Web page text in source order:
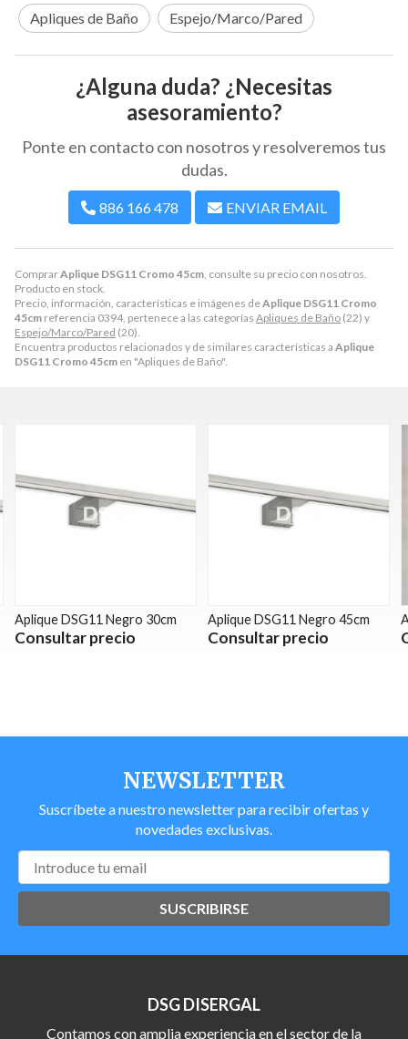
ComprarAplique DSG11 Cromo 45cm, consulte su precio con nosotros.
Producto en stock.
Precio, información, características e imágenes deAplique DSG11 Cromo
45cm referencia 0394, pertenece a las categorías Apliques de Baño (22) y
Espejo/Marco/Pared (20).
Encuentra productos relacionados y de similares características a Aplique
DSG11 Cromo 45cm en "Apliques de Baño".
Apliques de Baño
Espejo/Marco/Pared
¿Alguna duda? ¿Necesitas
asesoramiento?
Ponte en contacto con nosotros y resolveremos tus
dudas.
886 166 478 ENVIAR EMAIL
Aplique DSG11 Negro 30cm
Consultar precio
Aplique DSG11 Negro 45cm
Consultar precio
NEWSLETTER
Suscríbete a nuestro newsletter para recibir ofertas y
novedades exclusivas.
SUSCRIBIRSE
DSG DISERGAL
Contamos con amplia experiencia en el sector de la